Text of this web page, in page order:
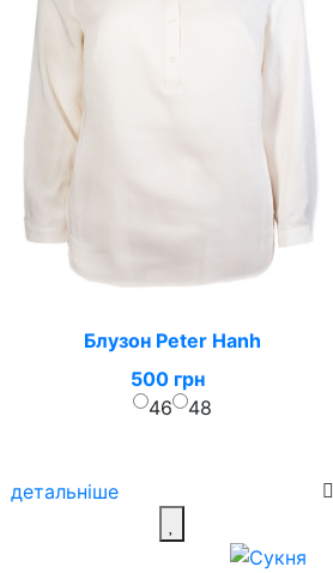
Блузон Peter Hanh
500 грн
46
48
детальніше